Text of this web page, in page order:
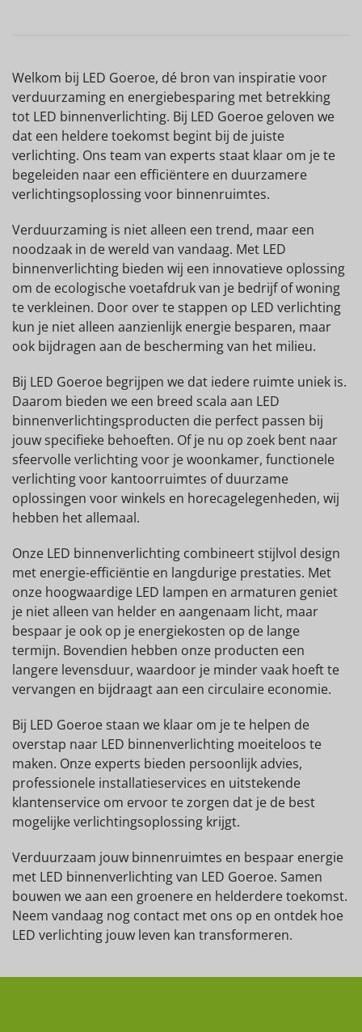
Welkom bij LED Goeroe, dé bron van inspiratie voor
verduurzaming en energiebesparing met betrekking
tot LED binnenverlichting. Bij LED Goeroe geloven we
dat een heldere toekomst begint bij de juiste
verlichting. Ons team van experts staat klaar om je te
begeleiden naar een efficiëntere en duurzamere
verlichtingsoplossing voor binnenruimtes.
Verduurzaming is niet alleen een trend, maar een
noodzaak in de wereld van vandaag. Met LED
binnenverlichting bieden wij een innovatieve oplossing
om de ecologische voetafdruk van je bedrijf of woning
te verkleinen. Door over te stappen op LED verlichting
kun je niet alleen aanzienlijk energie besparen, maar
ook bijdragen aan de bescherming van het milieu.
Bij LED Goeroe begrijpen we dat iedere ruimte uniek is.
Daarom bieden we een breed scala aan LED
binnenverlichtingsproducten die perfect passen bij
jouw specifieke behoeften. Of je nu op zoek bent naar
sfeervolle verlichting voor je woonkamer, functionele
verlichting voor kantoorruimtes of duurzame
oplossingen voor winkels en horecagelegenheden, wij
hebben het allemaal.
Onze LED binnenverlichting combineert stijlvol design
met energie-efficiëntie en langdurige prestaties. Met
onze hoogwaardige LED lampen en armaturen geniet
je niet alleen van helder en aangenaam licht, maar
bespaar je ook op je energiekosten op de lange
termijn. Bovendien hebben onze producten een
langere levensduur, waardoor je minder vaak hoeft te
vervangen en bijdraagt aan een circulaire economie.
Bij LED Goeroe staan we klaar om je te helpen de
overstap naar LED binnenverlichting moeiteloos te
maken. Onze experts bieden persoonlijk advies,
professionele installatieservices en uitstekende
klantenservice om ervoor te zorgen dat je de best
mogelijke verlichtingsoplossing krijgt.
Verduurzaam jouw binnenruimtes en bespaar energie
met LED binnenverlichting van LED Goeroe. Samen
bouwen we aan een groenere en helderdere toekomst.
Neem vandaag nog contact met ons op en ontdek hoe
LED verlichting jouw leven kan transformeren.